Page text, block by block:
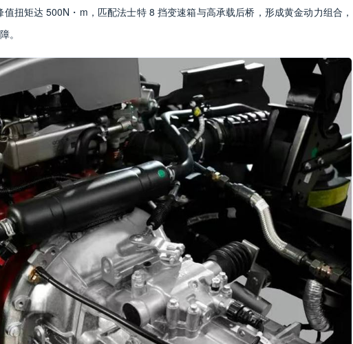
扭矩达 500N・m，匹配法士特 8 挡变速箱与高承载后桥，形成黄金动力组合，
。